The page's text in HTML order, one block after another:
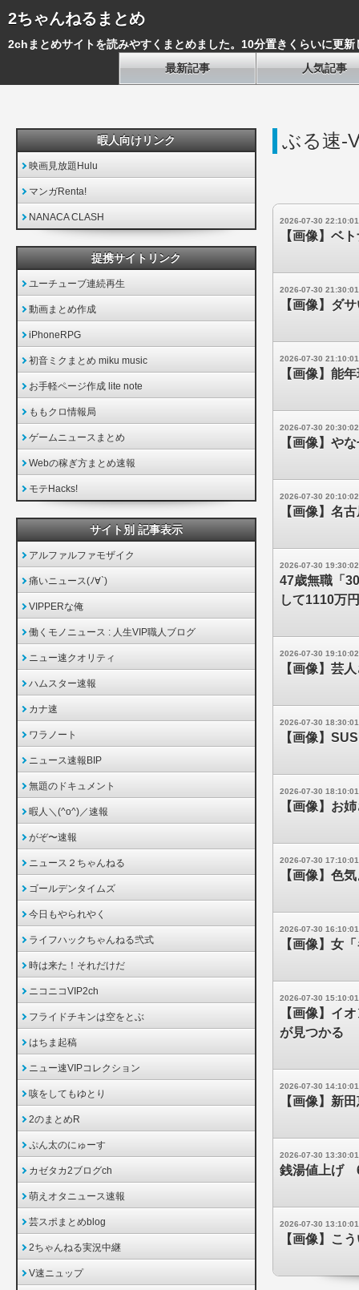
2ちゃんねるまとめ
2chまとめサイトを読みやすくまとめました。10分置きくらいに更新
最新記事
人気記事
ぶる速-
2026-07-30 22:10:01
【画像】ベ
2026-07-30 21:30:01
【画像】ダ
2026-07-30 21:10:01
【画像】能
2026-07-30 20:30:02
【画像】や
2026-07-30 20:10:02
【画像】名
2026-07-30 19:30:02
47歳無職「
して1110万
2026-07-30 19:10:02
【画像】芸
2026-07-30 18:30:01
【画像】
2026-07-30 18:10:01
【画像】お
2026-07-30 17:10:01
【画像】色
2026-07-30 16:10:01
【画像】女
2026-07-30 15:10:01
【画像】イ
が見つかる
2026-07-30 14:10:01
【画像】新
2026-07-30 13:30:01
銭湯値上げ
2026-07-30 13:10:01
【画像】こ
暇人向けリンク
映画見放題Hulu
マンガRenta!
NANACA CLASH
提携サイトリンク
ユーチューブ連続再生
動画まとめ作成
iPhoneRPG
初音ミクまとめ miku music
お手軽ページ作成 lite note
ももクロ情報局
ゲームニュースまとめ
Webの稼ぎ方まとめ速報
モテHacks!
サイト別 記事表示
アルファルファモザイク
痛いニュース(ﾉ∀`)
VIPPERな俺
働くモノニュース : 人生VIP職人ブログ
ニュー速クオリティ
ハムスター速報
カナ速
ワラノート
ニュース速報BIP
無題のドキュメント
暇人＼(^o^)／速報
がぞ〜速報
ニュース２ちゃんねる
ゴールデンタイムズ
今日もやられやく
ライフハックちゃんねる弐式
時は来た！それだけだ
ニコニコVIP2ch
フライドチキンは空をとぶ
はちま起稿
ニュー速VIPコレクション
咳をしてもゆとり
2のまとめR
ぷん太のにゅーす
カゼタカ2ブログch
萌えオタニュース速報
芸スポまとめblog
2ちゃんねる実況中継
V速ニュップ